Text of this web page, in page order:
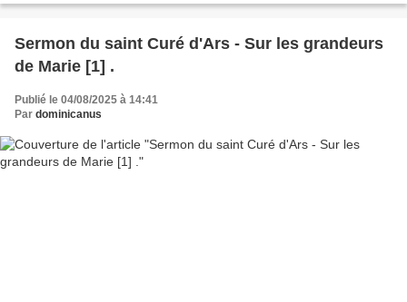
Sermon du saint Curé d'Ars - Sur les grandeurs
de Marie [1] .
Publié le 04/08/2025 à 14:41
Par dominicanus